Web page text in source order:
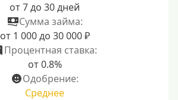
от 7 до 30 дней
Сумма займа:
от 1 000 до 30 000 ₽
Процентная ставка:
от 0.8%
Одобрение:
Среднее